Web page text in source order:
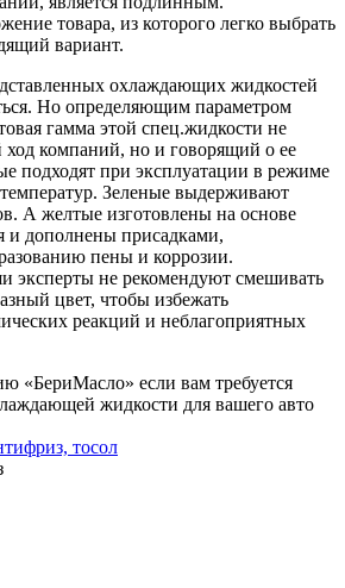
товара, из которого легко выбрать
вариант.
охлаждающих жидкостей
Но определяющим параметром
гамма этой спец.жидкости не
ход компаний, но и говорящий о ее
подходят при эксплуатации в режиме
Зеленые выдерживают
А желтые изготовлены на основе
и дополнены присадками,
пены и коррозии.
эксперты не рекомендуют смешивать
цвет, чтобы избежать
реакций и неблагоприятных
«БериМасло» если вам требуется
жидкости для вашего авто
тосол